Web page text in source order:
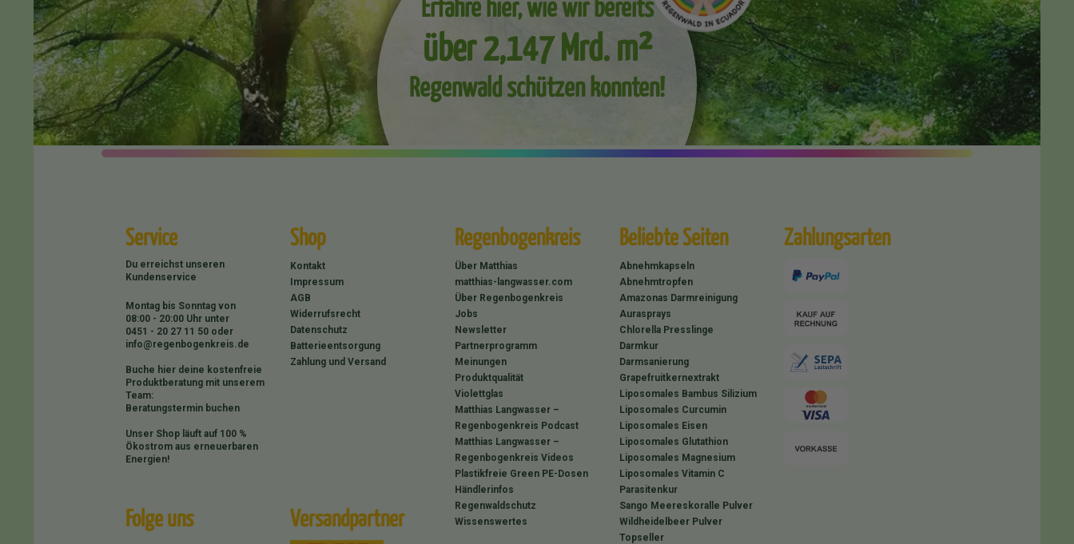
über 2,147 Mrd. m²
Regenwald schützen konnten!
Service
Du erreichst unseren
Kundenservice
Montag bis Sonntag von
08:00 - 20:00 Uhr unter
0451 - 20 27 11 50 oder
info@regenbogenkreis.de
Buche hier deine kostenfreie
Produktberatung mit unserem
Team:
Beratungstermin buchen
Unser Shop läuft auf 100 %
Ökostrom aus erneuerbaren
Energien!
Shop
Kontakt
Impressum
AGB
Widerrufsrecht
Datenschutz
Batterieentsorgung
Zahlung und Versand
Regenbogenkreis
Über Matthias
matthias-langwasser.com
Über Regenbogenkreis
Jobs
Newsletter
Partnerprogramm
Meinungen
Produktqualität
Violettglas
Matthias Langwasser –
Regenbogenkreis Podcast
Matthias Langwasser –
Regenbogenkreis Videos
Plastikfreie Green PE-Dosen
Händlerinfos
Regenwaldschutz
Wissenswertes
Beliebte Seiten
Abnehmkapseln
Abnehmtropfen
Amazonas Darmreinigung
Aurasprays
Chlorella Presslinge
Darmkur
Darmsanierung
Grapefruitkernextrakt
Liposomales Bambus Silizium
Liposomales Curcumin
Liposomales Eisen
Liposomales Glutathion
Liposomales Magnesium
Liposomales Vitamin C
Parasitenkur
Sango Meereskoralle Pulver
Wildheidelbeer Pulver
Topseller
Zahlungsarten
Folge uns Versandpartner